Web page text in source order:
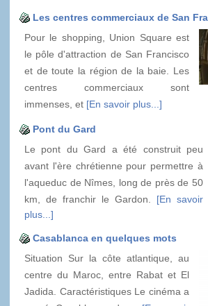
Les centres commerciaux de San
Pour le shopping, Union Square est
le pôle d'attraction de San Francisco
et de toute la région de la baie. Les
centres commerciaux sont
immenses, et [En savoir plus...]
Pont du Gard
Le pont du Gard a été construit peu
avant l'ère chrétienne pour permettre à
l'aqueduc de Nîmes, long de près de 50
km, de franchir le Gardon. [En savoir
plus...]
Casablanca en quelques mots
Situation Sur la côte atlantique, au
centre du Maroc, entre Rabat et El
Jadida. Caractéristiques Le cinéma a